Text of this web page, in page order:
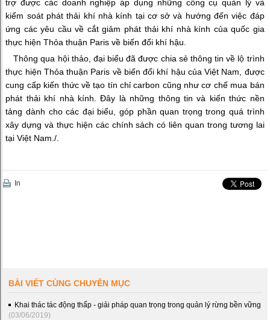
trợ được các doanh nghiệp áp dụng những công cụ quản lý và
kiểm soát phát thải khí nhà kính tại cơ sở và hướng đến việc đáp
ứng các yêu cầu về cắt giảm phát thải khí nhà kính của quốc gia
thực hiện Thỏa thuận Paris về biến đổi khí hậu.
Thông qua hội thảo, đại biểu đã được chia sẻ thông tin về lộ trình
thực hiện Thỏa thuận Paris về biến đổi khí hậu của Việt Nam, được
cung cấp kiến thức về tạo tín chỉ carbon cũng như cơ chế mua bán
phát thải khí nhà kính. Đây là những thông tin và kiến thức nền
tảng dành cho các đại biểu, góp phần quan trọng trong quá trình
xây dựng và thực hiện các chính sách có liên quan trong tương lai
tại Việt Nam./.
In
BÀI VIẾT CÙNG CHUYÊN MỤC
Khai thác tác động thấp - giải pháp quan trọng trong quản lý rừng bền vững
(03/06/2019)